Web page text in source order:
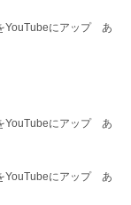
YouTubeにアップ あ
YouTubeにアップ あ
YouTubeにアップ あ